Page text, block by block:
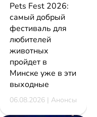
40а,
Pets Fest 2026:
самый добрый
фестиваль для
любителей
животных
пройдет в
Минске уже в эти
выходные
06.08.2026 | Анонсы